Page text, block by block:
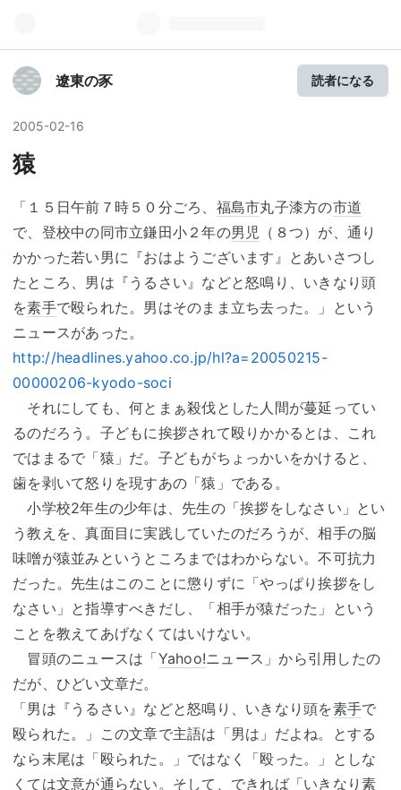
遼東の豕 読者になる
2005-02-16
猿
「１５日午前７時５０分ごろ、 福島市丸子漆方の市道
で、登校中の同市立鎌田小２年の男児 （８つ）が、通り
かかった若い男に『おはようございます』とあいさつし
たところ、男は『うるさい』などと怒鳴り、いきなり頭
を素手で殴られた。男はそのまま立ち去った。」という
ニュースがあった。
http://headlines.yahoo.co.jp/hl?a=20050215-
00000206-kyodo-soci
それにしても、何とまぁ殺伐とした人間が蔓延ってい
るのだろう。子どもに挨拶されて殴りかかるとは、これ
ではまるで「猿」だ。子どもがちょっかいをかけると、
歯を剥いて怒りを現すあの「猿」である。
小学校2年生の少年は、先生の「挨拶をしなさい」とい
う教えを、真面目に実践していたのだろうが、相手の脳
味噌が猿並みというところまではわからない。不可抗力
だった。先生はこのことに懲りずに「やっぱり挨拶をし
なさい」と指導すべきだし、「相手が猿だった」という
ことを教えてあげなくてはいけない。
冒頭のニュースは「Yahoo!ニュース」から引用したの
だが、ひどい文章だ。
「男は『うるさい』などと怒鳴り、いきなり頭を素手で
殴られた。」この文章で主語は「男は」だよね。とする
なら末尾は「殴られた。」ではなく「殴った。」としな
くては文意が通らない。そして、できれば「いきなり 素